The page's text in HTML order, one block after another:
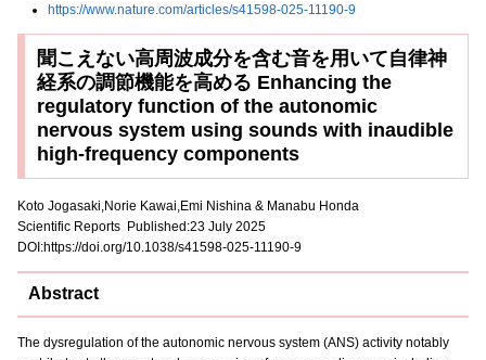
https://www.nature.com/articles/s41598-025-11190-9
聞こえない高周波成分を含む音を用いて自律神
経系の調節機能を高める Enhancing the
regulatory function of the autonomic
nervous system using sounds with inaudible
high-frequency components
Koto Jogasaki,Norie Kawai,Emi Nishina & Manabu Honda
Scientific Reports Published:23 July 2025
DOI:https://doi.org/10.1038/s41598-025-11190-9
Abstract
The dysregulation of the autonomic nervous system (ANS) activity notably